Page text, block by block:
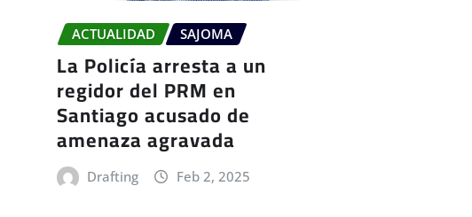
ACTUALIDAD SAJOMA
La Policía arresta a un
regidor del PRM en
Santiago acusado de
amenaza agravada
Drafting Feb 2, 2025